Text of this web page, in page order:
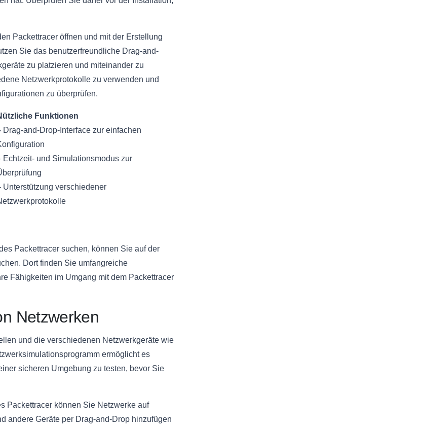
Packettracer öffnen und mit der Erstellung
Sie das benutzerfreundliche Drag-and-
zu platzieren und miteinander zu
Netzwerkprotokolle zu verwenden und
zu überprüfen.
Funktionen
Drag-and-Drop-Interface zur einfachen
Echtzeit- und Simulationsmodus zur
Unterstützung verschiedener
Packettracer suchen, können Sie auf der
Dort finden Sie umfangreiche
Fähigkeiten im Umgang mit dem Packettracer
Netzwerken
und die verschiedenen Netzwerkgeräte wie
ermöglicht es
sicheren Umgebung zu testen, bevor Sie
Packettracer können Sie Netzwerke auf
andere Geräte per Drag-and-Drop hinzufügen